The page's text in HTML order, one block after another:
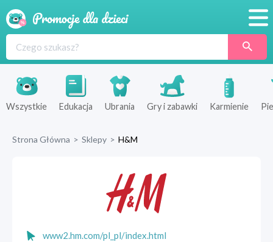
Produkty
Sklepy
Wszystkie Edukacja Ubrania Gry i zabawki Karmienie
Strona Główna > Sklepy > H&M
www2.hm.com/pl_pl/index.html